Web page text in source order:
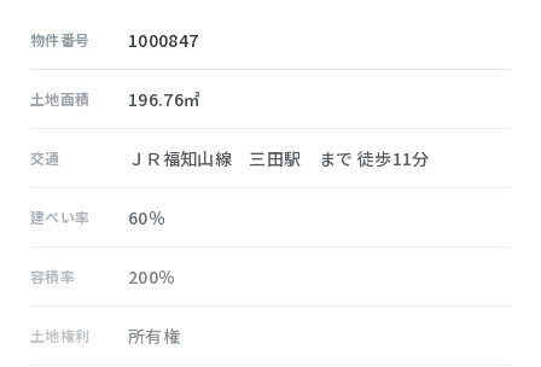
物件番号 1000847
土地面積 196.76㎡
交通 ＪＲ福知山線 三田駅 まで 徒歩11分
建ぺい率 60％
容積率 200％
土地権利 所有権